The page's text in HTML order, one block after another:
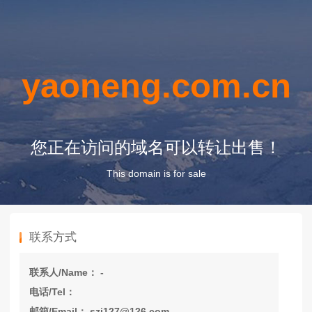
yaoneng.com.cn
您正在访问的域名可以转让出售！
This domain is for sale
联系方式
联系人/Name： -
电话/Tel：